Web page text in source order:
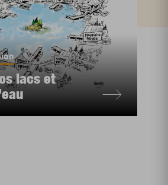
lacs et